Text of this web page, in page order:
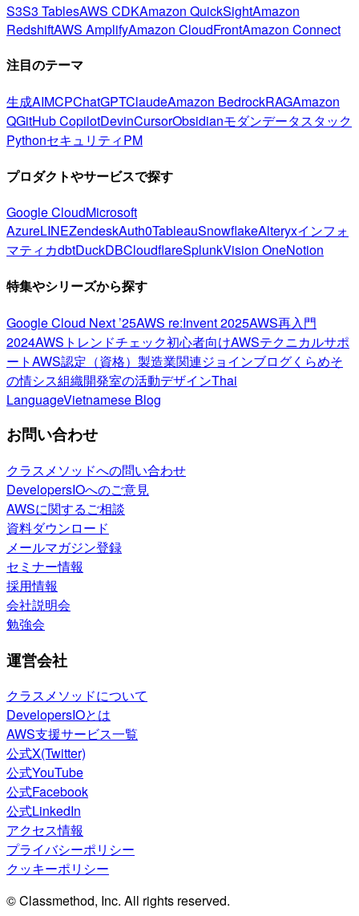
S3S3 TablesAWS CDKAmazon QuickSightAmazon
RedshiftAWS AmplifyAmazon CloudFrontAmazon Connect
注目のテーマ
生成AIMCPChatGPTClaudeAmazon BedrockRAGAmazon
QGitHub CopilotDevinCursorObsidianモダンデータスタック
PythonセキュリティPM
プロダクトやサービスで探す
Google CloudMicrosoft
AzureLINEZendeskAuth0TableauSnowflakeAlteryxインフォ
マティカdbtDuckDBCloudflareSplunkVision OneNotion
特集やシリーズから探す
Google Cloud Next ’25AWS re:Invent 2025AWS再入門
2024AWSトレンドチェック初心者向けAWSテクニカルサポ
ートAWS認定（資格） 製造業関連ジョインブログくらめそ
の情シス組織開発室の活動デザインThai
LanguageVietnamese Blog
お問い合わせ
クラスメソッドへの問い合わせ
DevelopersIOへのご意見
AWSに関するご相談
資料ダウンロード
メールマガジン登録
セミナー情報
採用情報
会社説明会
勉強会
運営会社
クラスメソッドについて
DevelopersIOとは
AWS支援サービス一覧
公式X(Twitter)
公式YouTube
公式Facebook
公式LinkedIn
アクセス情報
プライバシーポリシー
クッキーポリシー
© Classmethod, Inc. All rights reserved.